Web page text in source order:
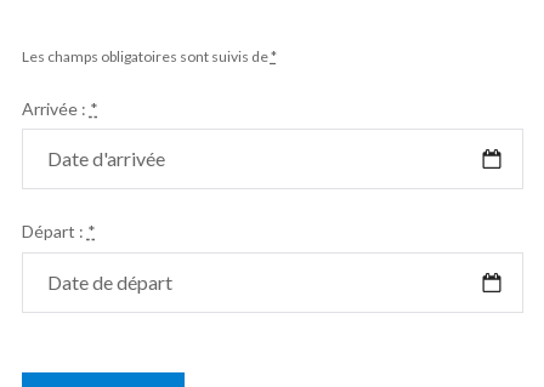
Les champs obligatoires sont suivis de*
Arrivée : *
Départ : *